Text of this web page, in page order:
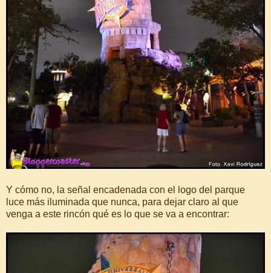
Y cómo no, la señal encadenada con el logo del parque
luce más iluminada que nunca, para dejar claro al que
venga a este rincón qué es lo que se va a encontrar: